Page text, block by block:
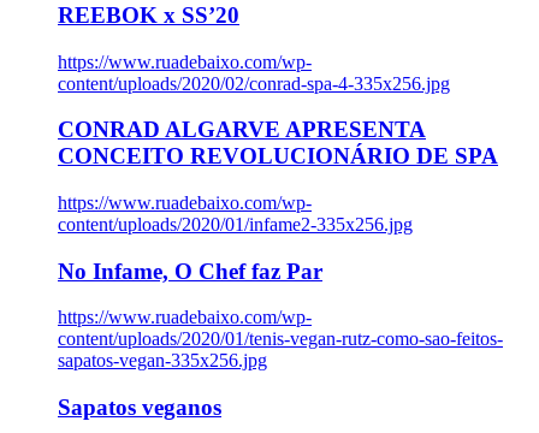
REEBOK x SS’20
https://www.ruadebaixo.com/wp-
content/uploads/2020/02/conrad-spa-4-335x256.jpg
CONRAD ALGARVE APRESENTA
CONCEITO REVOLUCIONÁRIO DE SPA
https://www.ruadebaixo.com/wp-
content/uploads/2020/01/infame2-335x256.jpg
No Infame, O Chef faz Par
https://www.ruadebaixo.com/wp-
content/uploads/2020/01/tenis-vegan-rutz-como-sao-feitos-
sapatos-vegan-335x256.jpg
Sapatos veganos